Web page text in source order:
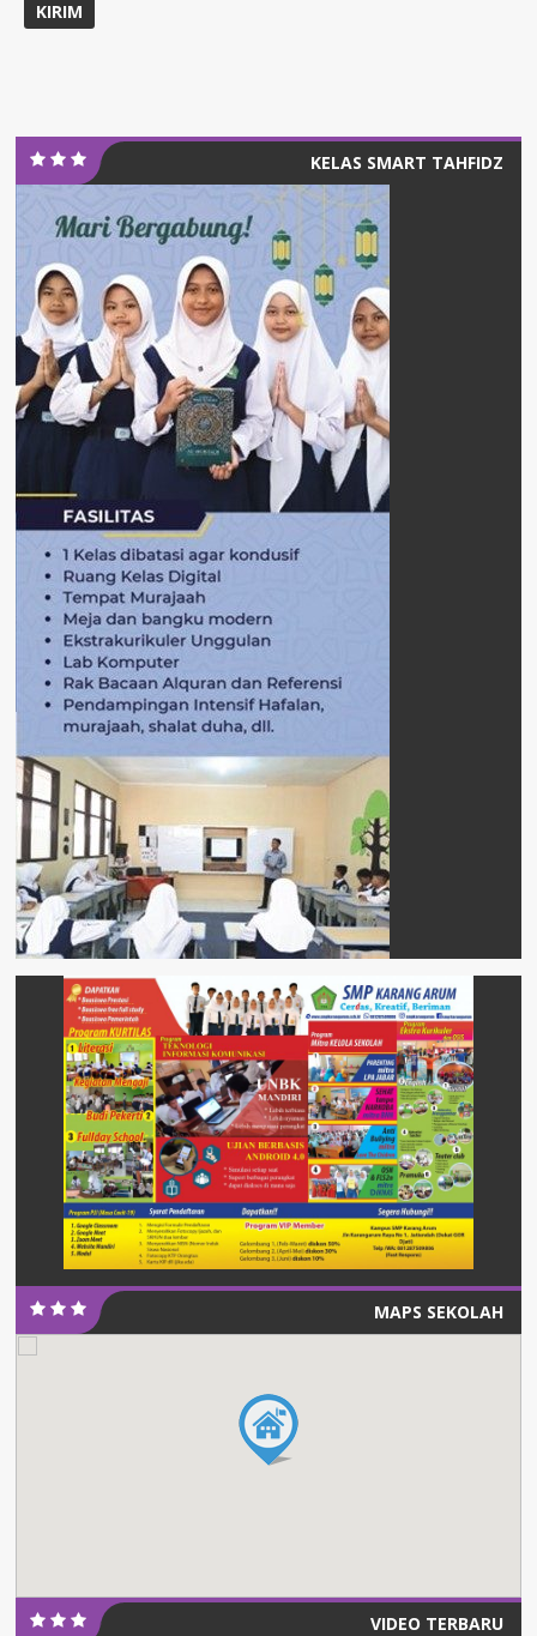
KELAS SMART TAHFIDZ
MAPS SEKOLAH
VIDEO TERBARU